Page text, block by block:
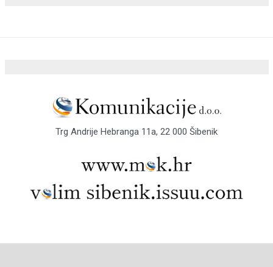
Trg Andrije Hebranga 11a, 22 000 Šibenik